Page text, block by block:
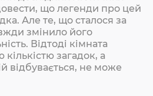
що легенди про цей
Але те, що сталося за
змінило його
Відтоді кімната
загадок, а
відбувається, не може